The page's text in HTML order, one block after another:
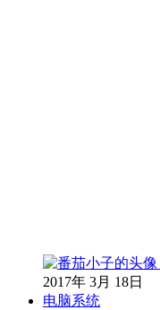
2017年 3月 18日
电脑系统